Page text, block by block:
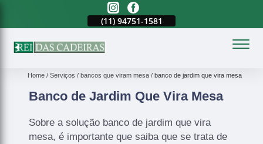
(11) 94751-1581
Home Serviços bancos que viram mesa banco de jardim que vira mesa
Banco de Jardim Que Vira Mesa
Sobre a solução banco de jardim que vira
mesa, é importante que saiba que se trata de